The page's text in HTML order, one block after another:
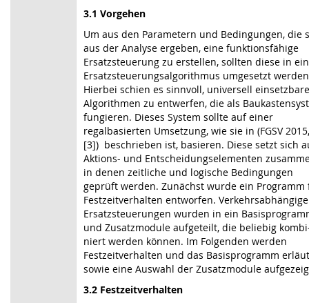
3.1 Vorgehen
Um aus den Parametern und Bedingungen, die
aus der Analyse ergeben, eine funktions­fähige
Ersatzsteuerung zu erstellen, sollten diese in
Ersatzsteuerungs­algo­rithmus umgesetzt
Hierbei schien es sinnvoll, universell einsetzbare
Algorithmen zu entwerfen, die als
fungieren. Dieses System sollte auf einer
regalbasierten Umsetzung, wie sie in (FGSV 2015,
[3]) beschrieben ist, basieren. Diese setzt sich
Aktions- und Entscheidungs­elementen
in denen zeitliche und logische Bedingungen
geprüft werden. Zunächst wurde ein Programm
Festzeitverhalten entworfen. Verkehrsabhängige
Ersatz­steuerungen wurden in ein
und Zusatzmodule aufgeteilt, die beliebig
niert werden können. Im Folgenden werden
Festzeitverhalten und das Basisprogramm
sowie eine Auswahl der Zusatzmodule
3.2 Festzeitverhalten